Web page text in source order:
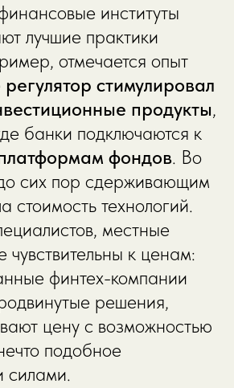
институты
лучшие практики
отмечается опыт
регулятор стимулировал
продукты,
банки подключаются к
фондов. Во
сих пор сдерживающим
стоимость технологий.
местные
чувствительны к ценам:
финтех-компании
решения,
цену с возможностью
подобное
силами.